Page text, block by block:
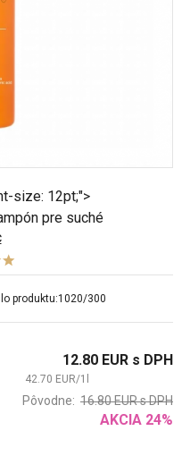
size: 12pt;">
pre suché
šampón s
optimálnu hydratáciu.
produktu:1020/300
12.80 EUR s DPH
42.70 EUR/1
Pôvodne: 16.80EURs DPH
AKCIA 24%